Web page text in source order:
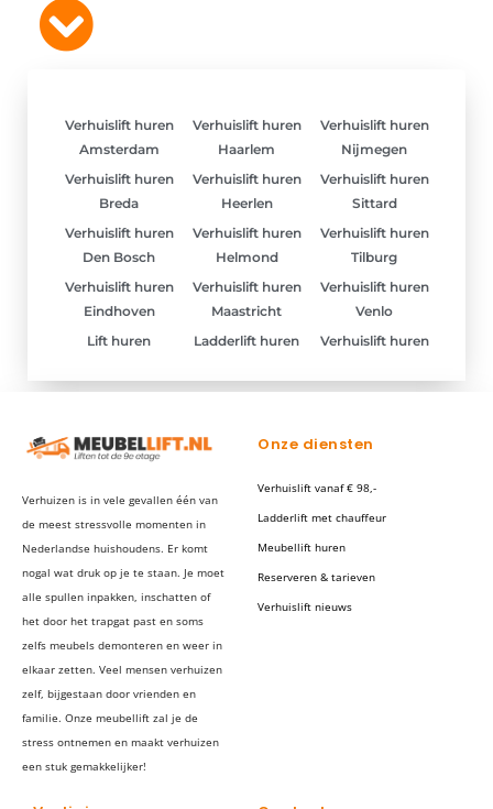
Verhuislift huren
Amsterdam
Verhuislift huren
Breda
Verhuislift huren
Den Bosch
Verhuislift huren
Eindhoven
Lift huren
Verhuislift huren
Haarlem
Verhuislift huren
Heerlen
Verhuislift huren
Helmond
Verhuislift huren
Maastricht
Ladderlift huren
Verhuislift huren
Nijmegen
Verhuislift huren
Sittard
Verhuislift huren
Tilburg
Verhuislift huren
Venlo
Verhuislift huren
Verhuizen is in vele gevallen één van
de meest stressvolle momenten in
Nederlandse huishoudens. Er komt
nogal wat druk op je te staan. Je moet
alle spullen inpakken, inschatten of
het door het trapgat past en soms
zelfs meubels demonteren en weer in
elkaar zetten. Veel mensen verhuizen
zelf, bijgestaan door vrienden en
familie. Onze meubellift zal je de
stress ontnemen en maakt verhuizen
een stuk gemakkelijker!
Onze diensten
Verhuislift vanaf € 98,-
Ladderlift met chauffeur
Meubellift huren
Reserveren & tarieven
Verhuislift nieuws